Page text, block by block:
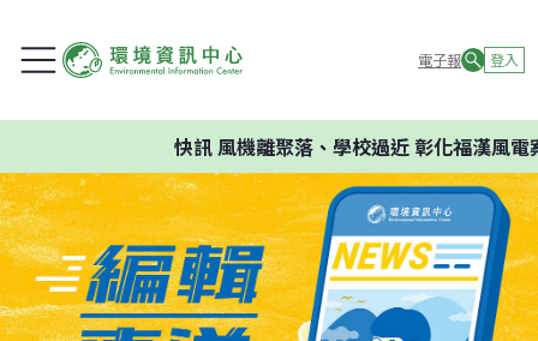
電子報 登入
快訊風機離聚落、學校過近 彰化福漢風電